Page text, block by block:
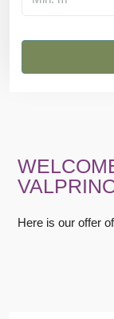
Here is our offer